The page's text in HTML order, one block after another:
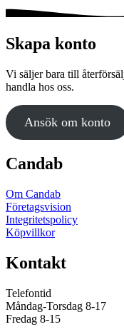
Skapa konto
Vi säljer bara till
handla hos oss.
Ansök om konto
Candab
Om Candab
Företagsvision
Integritetspolicy
Köpvillkor
Kontakt
Telefontid
Måndag-Torsdag 8-17
Fredag 8-15